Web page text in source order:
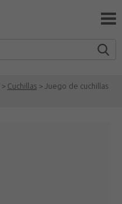
> Cuchillas > Juego de cuchillas